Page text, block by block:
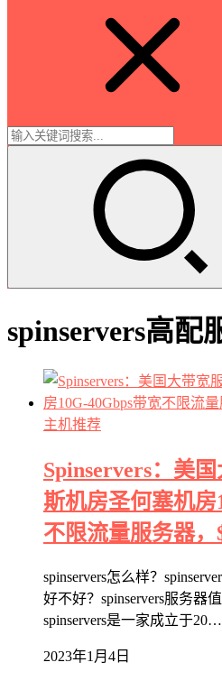
spinservers高配
主机推荐
Spinservers：美
斯机房圣何塞机房
不限流量服务器，
spinservers怎么样？
好不好？spinservers服务器
spinservers是一家成立于20…
2023年1月4日